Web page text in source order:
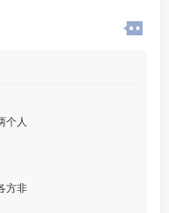
个人
方非